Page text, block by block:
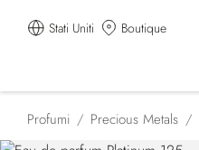
Stati Uniti Boutique
Profumi Precious Metals